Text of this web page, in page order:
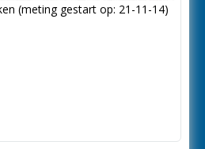
(meting gestart op: 21-11-14)